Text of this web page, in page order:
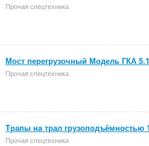
Прочая спецтехника
Мост перегрузочный Модель ГКА
Прочая спецтехника
Трапы на трал грузоподъёмностью
Прочая спецтехника